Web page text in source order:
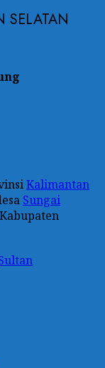
SELATAN
Kalimantan
Sungai